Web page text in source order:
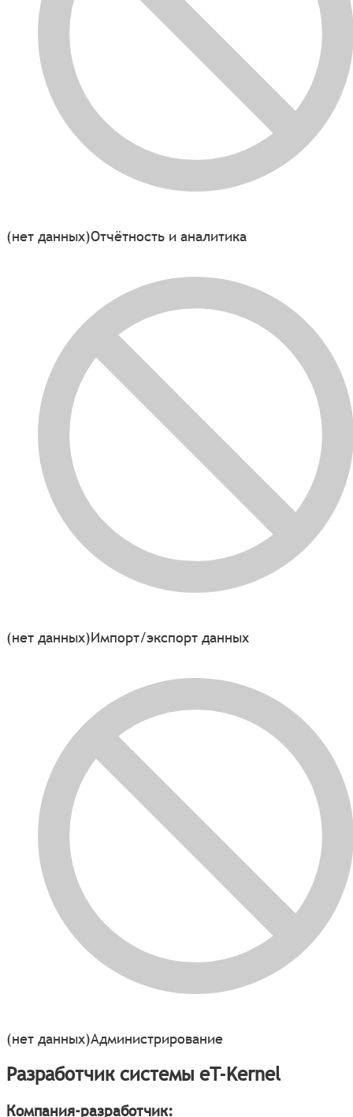
(нет данных)Отчётность и аналитика
(нет данных)Импорт/экспорт данных
(нет данных)Администрирование
Разработчик системы eT-Kernel
Компания-разработчик: